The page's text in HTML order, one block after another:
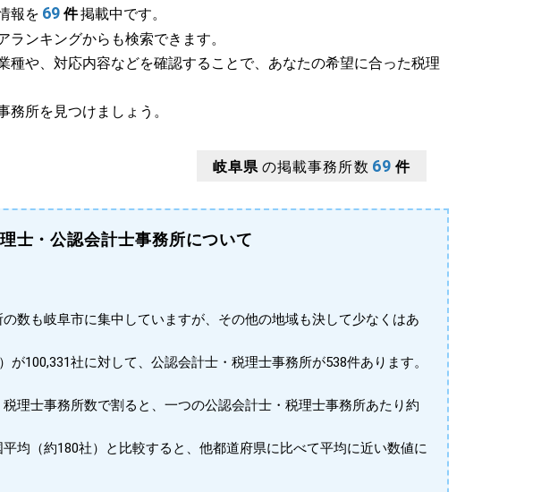
報を 69 件掲載中です。
ンキングからも検索できます。
種や、対応内容などを確認することで、あなたの希望に合った税理
所を見つけましょう。
岐阜県 の掲載事務所数 69 件
士・公認会計士事務所について
数も岐阜市に集中していますが、その他の地域も決して少なくはあ
100,331社に対して、公認会計士・税理士事務所が538件あります。
理士事務所数で割ると、一つの公認会計士・税理士事務所あたり約
均（約180社）と比較すると、他都道府県に比べて平均に近い数値に